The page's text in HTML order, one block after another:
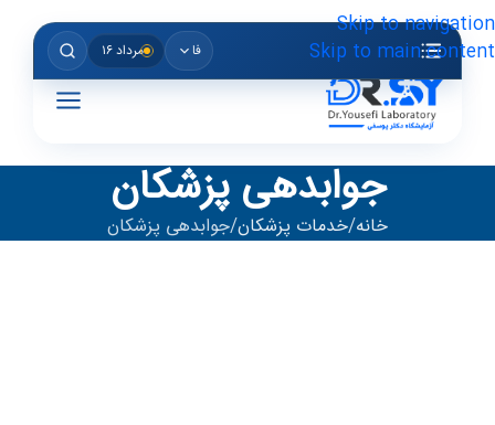
Skip to navigation
Skip to main content
فا مرداد ۱۶
جوابدهی پزشکان
خانه خدمات پزشکان جوابدهی پزشکان